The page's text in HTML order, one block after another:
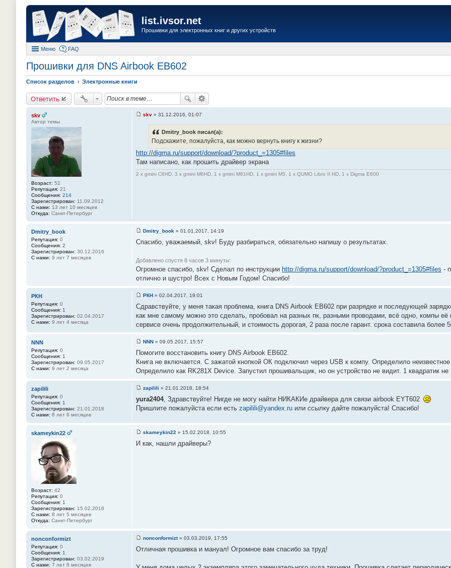
list.ivsor.net
Прошивки для электронных книг и других устройств
Меню FAQ
Прошивки для DNS Airbook EB602
Список разделов Электронные книги
Ответить
skv
Автор темы
Возраст: 52
Репутация: 21
Сообщения: 214
Зарегистрирован: 11.09.2012
С нами: 13 лет 10 месяцев
Откуда: Санкт-Петербург
н
и
#
skv » 31.12.2016, 01:07
Dmitry_book писал(а):
Подскажите, пожалуйста, как можно вернуть книгу к жизни?
http://digma.ru/support/download/?product_=1305#files
Там написано, как прошить драйвер экрана
2 x gmini C6HD, 3 x gmini M6HD, 1 x gmini M61HD, 1 x gmini M5, 1 x QUMO Libro II HD, 1 x Digma E600
Dmitry_book
Репутация: 0
Сообщения: 2
Зарегистрирован: 30.12.2016
С нами: 9 лет 7 месяцев
о
щ
н
и
#
6
Dmitry_book » 01.01.2017, 14:19
Спасибо, уважаемый, skv! Буду разбираться, обязательно напишу о результатах.
Добавлено спустя 8 часов 3 минуты:
Огромное спасибо, skv! Сделал по инструкции http://digma.ru/support/download/?product_=1305#files -
отлично и шустро! Всех с Новым Годом! Спасибо!
РКН
Репутация: 0
Сообщения: 1
Зарегистрирован: 02.04.2017
С нами: 9 лет 4 месяца
о
о
б
щ
е
и
#
6
РКН » 02.04.2017, 19:01
Сдравствуйте, у меня такая проблема, книга DNS Airbook EB602 при разрядке и последующей
как мне самому можно это сделать, пробовал на разных пк, разными проводами, всё одно, компы её
сервисе очень продолжительный, и стоимость дорогая, 2 раза после гарант. срока составила более
NNN
Репутация: 0
Сообщения: 1
Зарегистрирован: 09.05.2017
С нами: 9 лет 2 месяца
о
б
щ
н
и
#
6
NNN » 09.05.2017, 15:57
Помогите восстановить книгу DNS Airbook EB602.
Книга не включается. С зажатой кнопкой ОК подключил через USB к компу. Определило
Определило как RK281X Device. Запустил прошивальщик, но он устройство не видит. 1 квадратик не
zapilili
Репутация: 0
Сообщения: 1
Зарегистрирован: 21.01.2018
С нами: 8 лет 6 месяцев
о
б
е
и
#
zapilili » 21.01.2018, 18:54
yura2404, Здравствуйте! Нигде не могу найти НИКАКИе драйвера для связи airbook EYT602
Пришлите пожалуйста если есть zapilili@yandex.ru или ссылку дайте пожалуйста! Спасибо!
skameykin22
Возраст: 42
Репутация: 0
Сообщения: 1
Зарегистрирован: 15.02.2018
С нами: 8 лет 5 месяцев
Откуда: Санкт-Петербург
о
skameykin22 » 15.02.2018, 10:55
И как, нашли драйверы?
nonconformizt
Репутация: 0
Сообщения: 1
Зарегистрирован: 03.02.2019
С нами: 7 лет 6 месяцев
о
щ
nonconformizt» 03.03.2019, 17:55
Отличная прошивка и мануал! Огромное вам спасибо за труд!